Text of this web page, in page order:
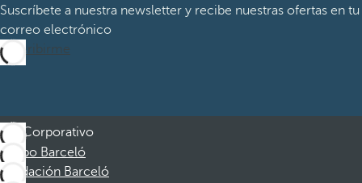
Suscríbete a nuestra newsletter y recibe nuestras ofertas en tu
correo electrónico
Suscribirme
Corporativo
Grupo Barceló
Fundación Barceló